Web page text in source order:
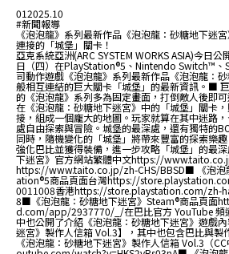
012025.10
#新聞報導
《泡泡龍》系列最新作品《泡泡龍：砂糖地下迷
連接的「城堡」關卡！
亞克系統亞洲(ARC SYSTEM WORKS ASIA)今日
日（四）在PlayStation®5、Nintendo Switch™、
司動作遊戲《泡泡龍》系列最新作品《泡泡龍：
般相互連結的巨大關卡「城堡」的最新資訊。■
的《泡泡龍》系列多為固定畫面，打倒敵人後即
在《泡泡龍：砂糖地下迷宮》中的「城堡」關卡
接，組成一個龐大的地圖。玩家就算在其中迷路
處自由探索與冒險。城堡的最深處，還有獨特的
同時，隨機變化的「城堡」將帶來豐富的探索樂
強化巴比並獲得裝備，進一步攻略「城堡」的最
下迷宮》官方網站繁體中文https://
https://www.taito.co.jp/zh-CHS/BBSD■ 《泡泡
ation®5商品頁面台灣https://
0011008香港https://store.playstation.com/zh-
8■《泡泡龍：砂糖地下迷宮》Steam®商品頁面
d.com/app/2937770/_/在巴比官方 YouTube 頻
中也公開了介紹《泡泡龍：砂糖地下迷宮》遊戲
迷宮》製作人信箱 Vol.3】，其中也包含巴比與
《泡泡龍：砂糖地下迷宮》製作人信箱 Vol.3（